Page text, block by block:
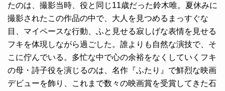
たのは、撮影当時、役と同じ11歳だった鈴木唯。夏休みに
撮影されたこの作品の中で、大人を見つめるまっすぐな
目、マイペースな行動、ふと見せる寂しげな表情を見せる
フキを体現しながら過ごした。誰よりも自然な演技で、そ
こに佇んでいる。多忙な中で心の余裕をなくしていくフキ
の母・詩子役を演じるのは、名作『ふたり』で鮮烈な映画
デビューを飾り、これまで数々の映画賞を受賞してきた石